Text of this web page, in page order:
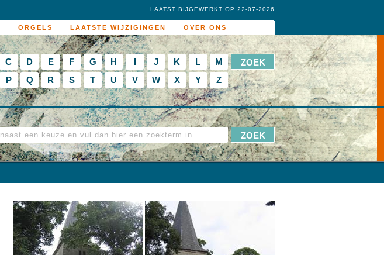
ORGELS LAATSTE WIJZIGINGEN OVER ONS
LAATST BIJGEWERKT OP 22-07-2026
C D E F G H I J K L
M
P Q R S T U V W X Y Z